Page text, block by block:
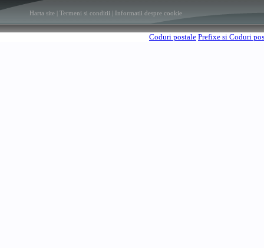
Harta site | Termeni si conditii | Informatii despre cookie
Coduri postale Prefixe si Coduri